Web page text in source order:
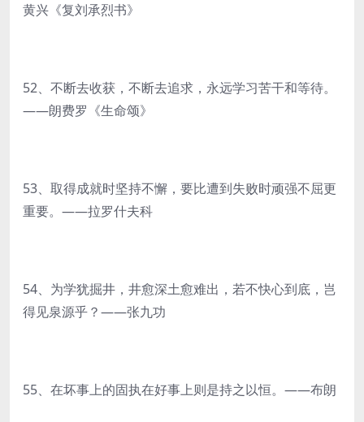
黄兴《复刘承烈书》
52、不断去收获，不断去追求，永远学习苦干和等待。
——朗费罗《生命颂》
53、取得成就时坚持不懈，要比遭到失败时顽强不屈更
重要。——拉罗什夫科
54、为学犹掘井，井愈深土愈难出，若不快心到底，岂
得见泉源乎？——张九功
55、在坏事上的固执在好事上则是持之以恒。——布朗